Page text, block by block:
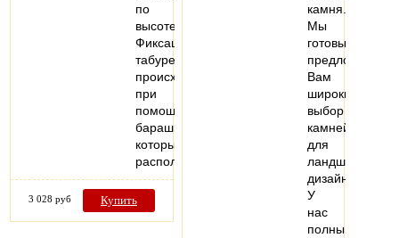
по
высоте.
Фиксация
табурета
происходит
при
помощи
барашка,
который
расположен…
3 028 руб Купить
камня.
Мы
готовы
предложить
Вам
широкий
выбор
камней
для
ландшафтного
дизайна.
У
нас
полный